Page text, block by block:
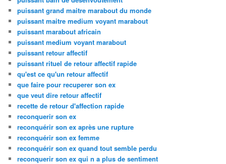
puissant grand maitre marabout du monde
puissant maitre medium voyant marabout
puissant marabout africain
puissant medium voyant marabout
puissant retour affectif
puissant rituel de retour affectif rapide
qu'est ce qu'un retour affectif
que faire pour recuperer son ex
que veut dire retour affectif
recette de retour d'affection rapide
reconquerir son ex
reconquérir son ex après une rupture
reconquérir son ex femme
reconquérir son ex quand tout semble perdu
reconquerir son ex qui n a plus de sentiment